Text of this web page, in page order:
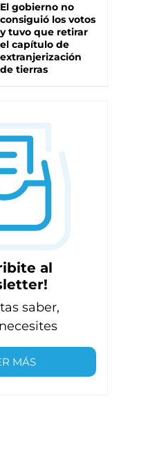
El gobierno no
consiguió los votos
y tuvo que retirar
el capítulo de
extranjerización
de tierras
al
saber,
MÁS